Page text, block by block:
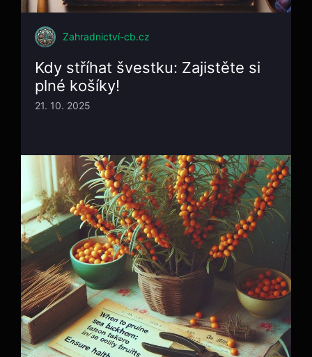
Zahradnictví-cb.cz
Kdy stříhat švestku: Zajistěte si
plné košíky!
21. 10. 2025